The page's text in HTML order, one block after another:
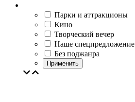
Парки и аттракционы
Кино
Творческий вечер
Наше спецпредложение
Без поджанра
Применить